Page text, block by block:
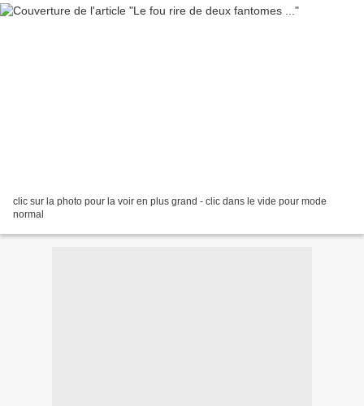
clic sur la photo pour la voir en plus grand - clic dans le vide pour mode
normal